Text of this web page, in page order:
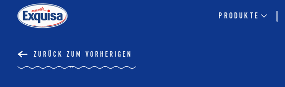
PRODUKTE
ZURÜCK ZUM VORHERIGEN